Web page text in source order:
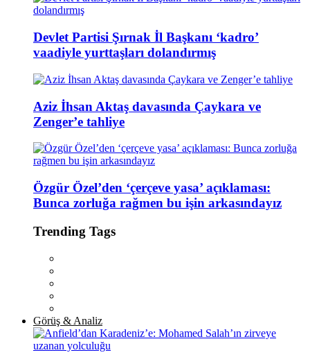
Devlet Partisi Şırnak İl Başkanı ‘kadro’
vaadiyle yurttaşları dolandırmış
Aziz İhsan Aktaş davasında Çaykara ve
Zenger’e tahliye
Özgür Özel’den ‘çerçeve yasa’ açıklaması:
Bunca zorluğa rağmen bu işin arkasındayız
Trending Tags
Görüş & Analiz